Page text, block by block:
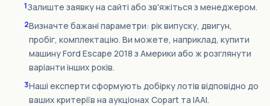
1Залиште заявку на сайті або зв'яжіться з менеджером.
2Визначте бажані параметри: рік випуску, двигун,
пробіг, комплектацію. Ви можете, наприклад, купити
машину Ford Escape 2018 з Америки або ж розглянути
варіанти інших років.
3Наші експерти сформують добірку лотів відповідно до
ваших критеріїв на аукціонах Copart та IAAI.